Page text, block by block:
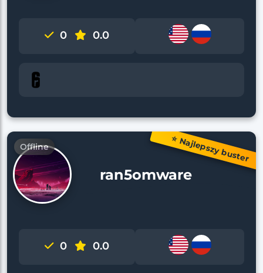
0 0.0
⭐ Najlepszy buster
Offline
ran5omware
0 0.0